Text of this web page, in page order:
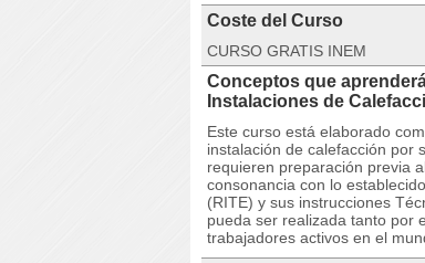
Coste del Curso
CURSO GRATIS INEM
Conceptos que
Instalaciones de
Este curso está elaborado
instalación de calefacción por
requieren preparación previa
consonancia con lo
(RITE) y sus instrucciones
pueda ser realizada tanto por
trabajadores activos en el